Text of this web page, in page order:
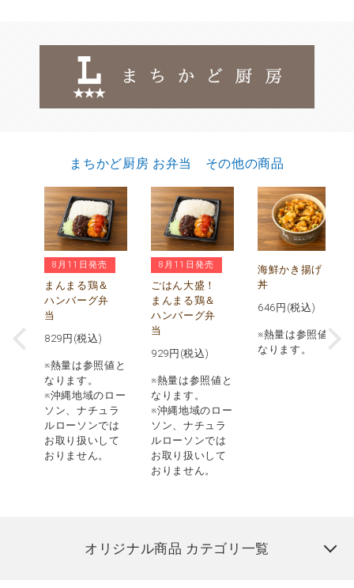
まちかど厨房 お弁当 その他の商品
8月11日発売
まんまる鶏＆
ハンバーグ弁
当
829 円(税込)
※熱量は参照値と
なります。
※沖縄地域のロー
ソン、ナチュラ
ルローソンでは
お取り扱いして
おりません。
8月11日発売
ごはん大盛！
まんまる鶏＆
ハンバーグ弁
当
929 円(税込)
※熱量は参照値と
なります。
※沖縄地域のロー
ソン、ナチュラ
ルローソンでは
お取り扱いして
おりません。
海鮮かき揚げ
丼
646 円(税込)
※熱量は参照値と
なります。
オリジナル商品 カテゴリ一覧